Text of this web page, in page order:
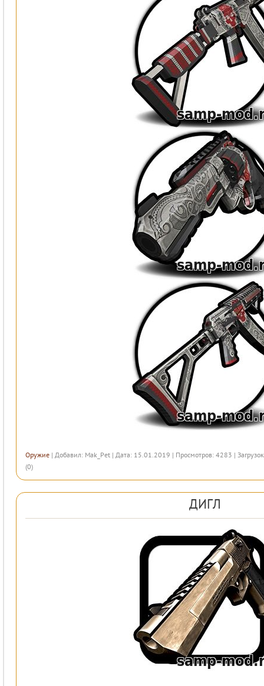
Оружие | Добавил: Mak_Pet | Дата: 15.01.2019 | Просмотров: 4283 |
(0)
ДИГЛ